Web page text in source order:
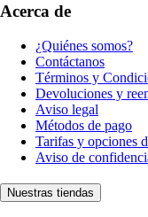
Acerca de
¿Quiénes somos?
Contáctanos
Términos y
Devoluciones y
Aviso legal
Métodos de pago
Tarifas y opciones
Aviso de
Nuestras tiendas